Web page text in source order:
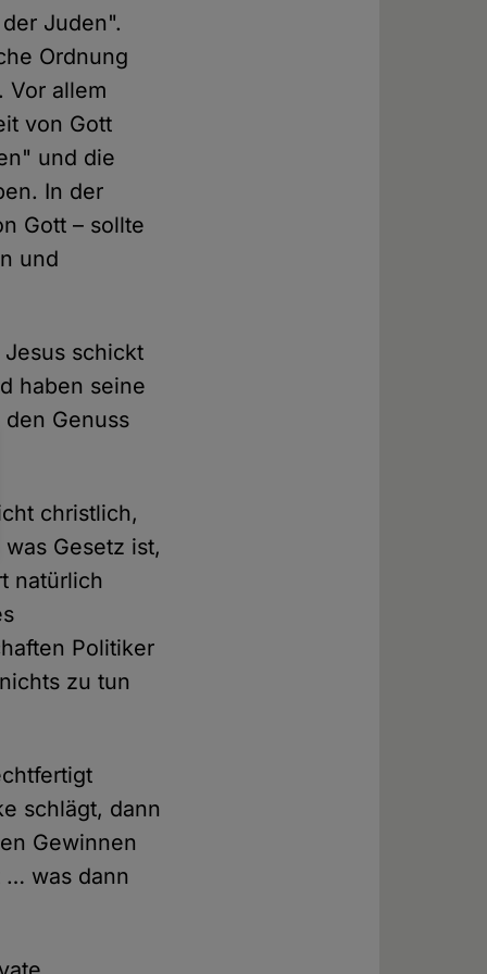
Juden".
Ordnung
Vor allem
von Gott
und die
In der
Gott – sollte
und
schickt
haben seine
Genuss
christlich,
Gesetz ist,
natürlich
Politiker
zu tun
schlägt, dann
Gewinnen
… was dann